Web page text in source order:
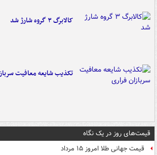
کالابرگ ۳ گروه شارژ شد
تکذیب شایعه معافیت
قیمت‌های روز در یک نگاه
قیمت جهانی طلا امروز ۱۵ مرداد